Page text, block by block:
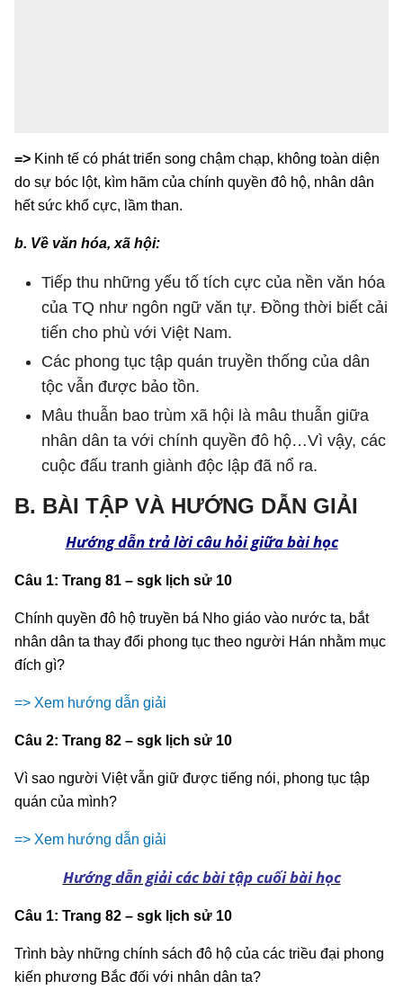
=> Kinh tế có phát triển song chậm chạp, không toàn diện
do sự bóc lột, kìm hãm của chính quyền đô hộ, nhân dân
hết sức khổ cực, lầm than.
b. Về văn hóa, xã hội:
Tiếp thu những yếu tố tích cực của nền văn hóa
của TQ như ngôn ngữ văn tự. Đồng thời biết cải
tiến cho phù với Việt Nam.
Các phong tục tập quán truyền thống của dân
tộc vẫn được bảo tồn.
Mâu thuẫn bao trùm xã hội là mâu thuẫn giữa
nhân dân ta với chính quyền đô hộ…Vì vậy, các
cuộc đấu tranh giành độc lập đã nổ ra.
B. BÀI TẬP VÀ HƯỚNG DẪN GIẢI
Hướng dẫn trả lời câu hỏi giữa bài học
Câu 1: Trang 81 – sgk lịch sử 10
Chính quyền đô hộ truyền bá Nho giáo vào nước ta, bắt
nhân dân ta thay đổi phong tục theo người Hán nhằm mục
đích gì?
=> Xem hướng dẫn giải
Câu 2: Trang 82 – sgk lịch sử 10
Vì sao người Việt vẫn giữ được tiếng nói, phong tục tập
quán của mình?
=> Xem hướng dẫn giải
Hướng dẫn giải các bài tập cuối bài học
Câu 1: Trang 82 – sgk lịch sử 10
Trình bày những chính sách đô hộ của các triều đại phong
kiến phương Bắc đối với nhân dân ta?